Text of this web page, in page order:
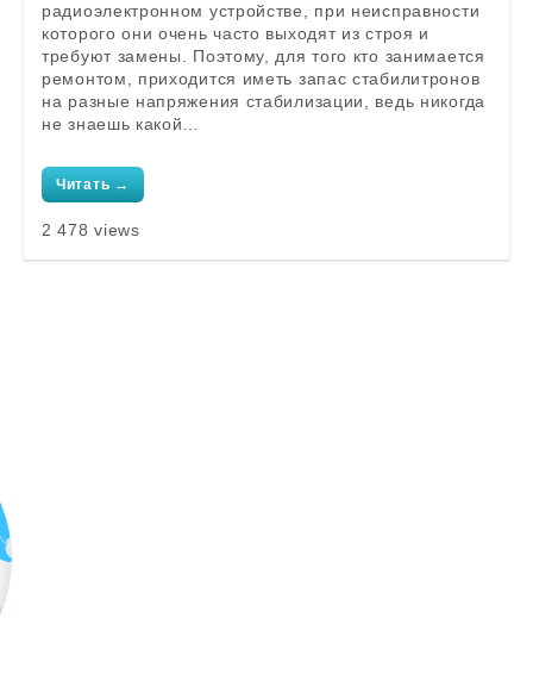
радиоэлектронном устройстве, при неисправности
которого они очень часто выходят из строя и
требуют замены. Поэтому, для того кто занимается
ремонтом, приходится иметь запас стабилитронов
на разные напряжения стабилизации, ведь никогда
не знаешь какой…
Читать →
2 478 views